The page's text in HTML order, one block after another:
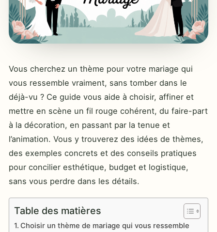
Vous cherchez un thème pour votre mariage qui
vous ressemble vraiment, sans tomber dans le
déjà-vu ? Ce guide vous aide à choisir, affiner et
mettre en scène un fil rouge cohérent, du faire-part
à la décoration, en passant par la tenue et
l’animation. Vous y trouverez des idées de thèmes,
des exemples concrets et des conseils pratiques
pour concilier esthétique, budget et logistique,
sans vous perdre dans les détails.
Table des matières
Choisir un thème de mariage qui vous ressemble